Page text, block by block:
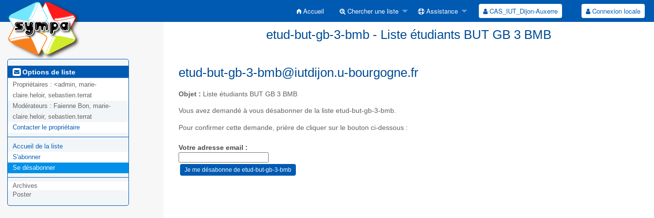
Accueil Chercher une liste Assistance CAS_IUT_Dijon-Auxerre Connexion locale
etud-but-gb-3-bmb - Liste étudiants BUT GB 3 BMB
Options de liste
Propriétaires : <admin, marie-
claire.heloir, sebastien.terrat
Modérateurs : Faienne Bon, marie-
claire.heloir, sebastien.terrat
Contacter le propriétaire
Accueil de la liste
S'abonner
Se désabonner
Archives
Poster
etud-but-gb-3-bmb@iutdijon.u-bourgogne.fr
Objet : Liste étudiants BUT GB 3 BMB
Vous avez demandé à vous désabonner de la liste etud-but-gb-3-bmb.
Pour confirmer cette demande, prière de cliquer sur le bouton ci-dessous :
Votre adresse email :